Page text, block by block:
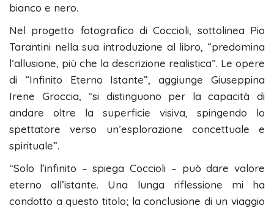
bianco e nero.
Nel progetto fotografico di Coccioli, sottolinea Pio
Tarantini nella sua introduzione al libro, “predomina
l’allusione, più che la descrizione realistica”. Le opere
di “Infinito Eterno Istante”, aggiunge Giuseppina
Irene Groccia, “si distinguono per la capacità di
andare oltre la superficie visiva, spingendo lo
spettatore verso un’esplorazione concettuale e
spirituale”.
“Solo l’infinito – spiega Coccioli – può dare valore
eterno all’istante. Una lunga riflessione mi ha
condotto a questo titolo; la conclusione di un viaggio